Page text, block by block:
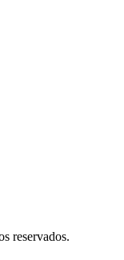
reservados.